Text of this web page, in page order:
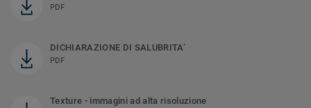
PDF
DICHIARAZIONE DI SALUBRITA’
PDF
Texture - immagini ad alta risoluzione